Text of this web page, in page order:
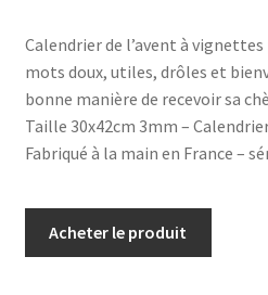
Calendrier de l’avent à
mots doux, utiles, drôles et
bonne manière de recevoir sa
Taille 30x42cm 3mm –
Fabriqué à la main en France –
Acheter le produit